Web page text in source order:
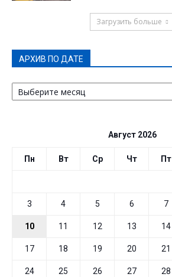
Загрузить больше
АРХИВ ПО ДАТЕ
АРХИВ
ПО
Август 2026
Пн Вт Ср Чт Пт
3 4 5 6 7
10 11 12 13 14
17 18 19 20 21
24 25 26 27 28